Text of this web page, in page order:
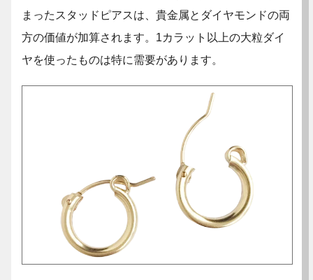
まったスタッドピアスは、貴金属とダイヤモンドの両
方の価値が加算されます。1カラット以上の大粒ダイ
ヤを使ったものは特に需要があります。